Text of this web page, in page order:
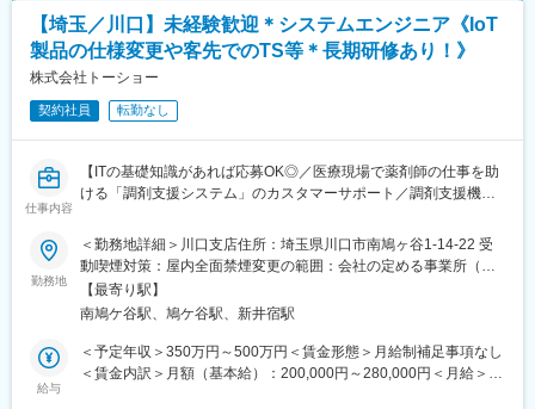
・ビジネスパートナーの営業チームの一員として、ビジネスパー
トナーのお客様への新規ソリューション提案および既存ソリュー
ションの拡販&商談支援
・ビジネスパートナーと共に、お客様へ商談同行・商談支援
商品の立案
・ビジネスパートナーのセールスに対する販売力、人材育成、商
■働く環境
自由に発言できる職場環境です。
勤怠管理が徹底されており、全社的に残業は非常に少ないです
（平均10h程）
週に2回（水・金）ノー残業Day、長期休暇、産育休取得など福利
様々な取り組みが認められ「健康経営優良法人2025（ホワイト
500）」にも認定されています。
【埼玉／川口】未経験歓迎＊システムエンジニア《IoT
製品の仕様変更や客先でのTS等＊長期研修あり！》
株式会社トーショー
契約社員 転勤なし
仕事内容
【ITの基礎知識があれば応募OK◎／医療現場で薬剤師の仕事を助
ける「調剤支援システム」のカスタマーサポート／調剤支援機
【はじめに】
当ポジションは自社販売している大型IoT製品や薬剤システムの運
用～保守を担うシステムエンジニア職となっております。未経験
からチャレンジできる事に加えて、メーカー直雇用という貴重な
求人となっております。IT領域へキャリアチェンジされたい方歓
迎しております！
勤務地
＜勤務地詳細＞川口支店住所：埼玉県川口市南鳩ヶ谷1-14-22 受
動喫煙対策：屋内全面禁煙変更の範囲：会社の定める事業所（リ
モートワーク含む）
【最寄り駅】
南鳩ケ谷駅、鳩ケ谷駅、新井宿駅
給与
＜予定年収＞350万円～500万円＜賃金形態＞月給制補足事項なし
＜賃金内訳＞月額（基本給）：200,000円～280,000円＜月給＞